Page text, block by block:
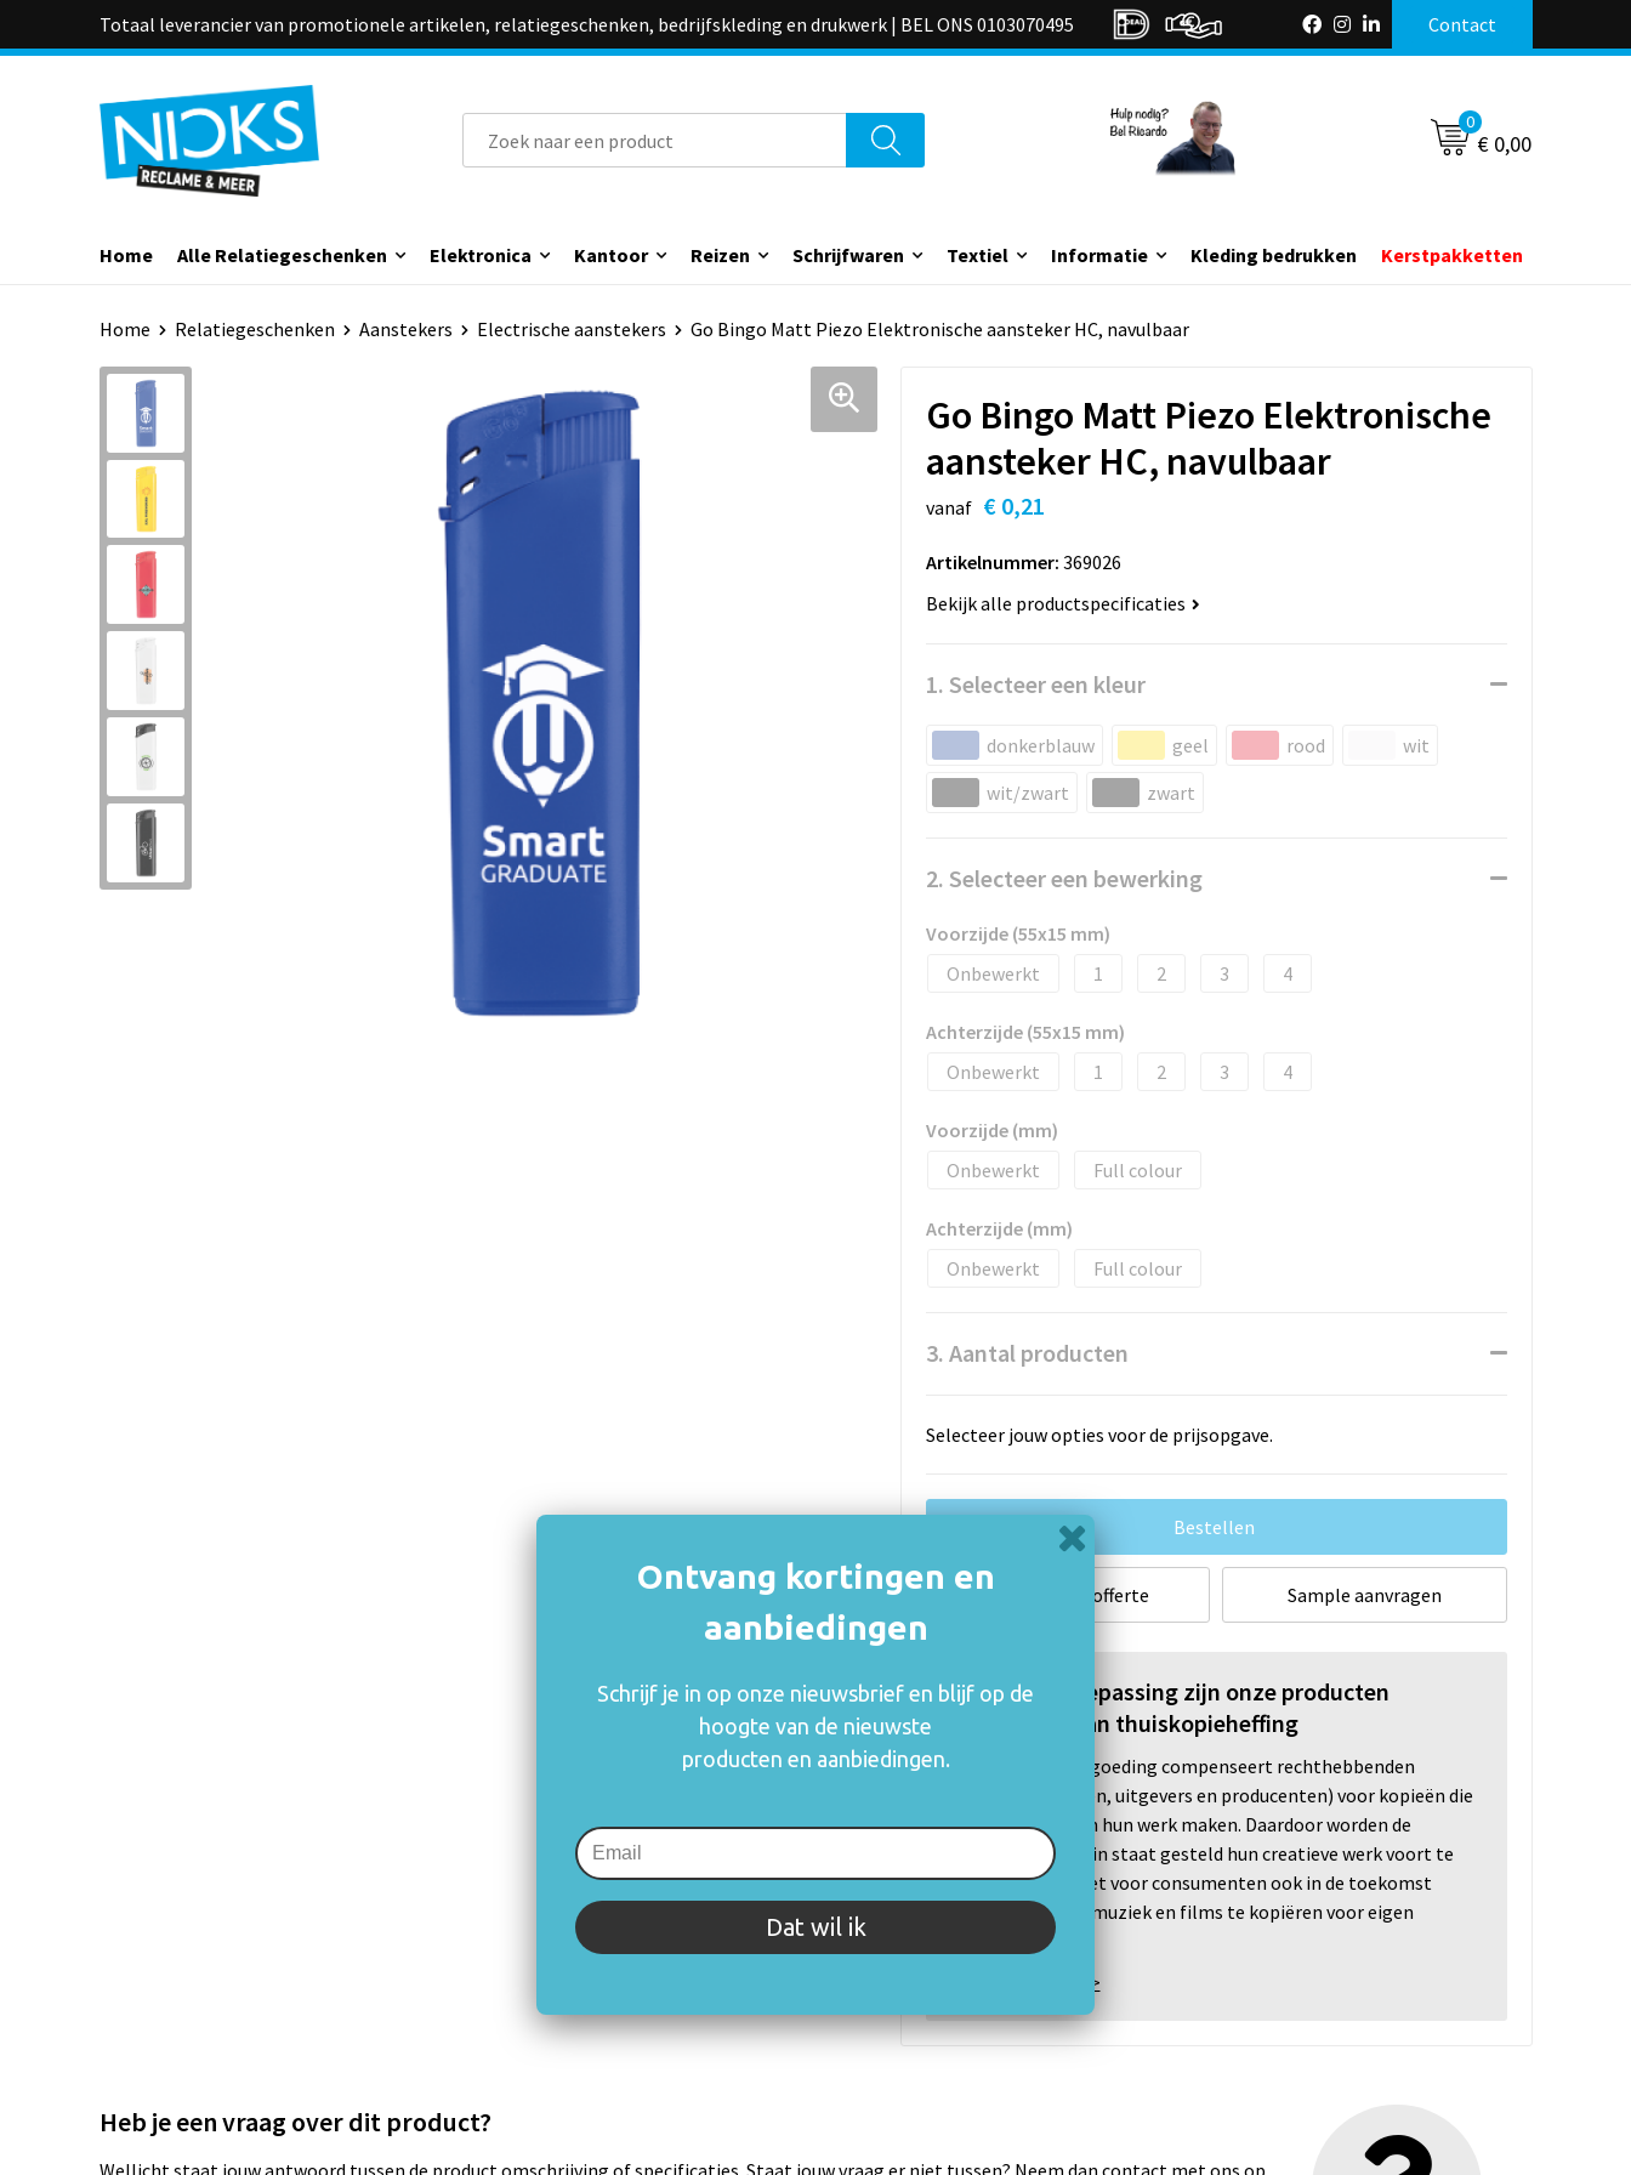
Totaal leverancier van promotionele artikelen, relatiegeschenken, bedrijfskleding en drukwerk | BEL ONS 0103070495 Contact
0
€ 0,00
Home Alle Relatiegeschenken Elektronica Kantoor Reizen Schrijfwaren Textiel Informatie Kleding bedrukken Kerstpakketten
Home Relatiegeschenken Aanstekers Electrische aanstekers Go Bingo Matt Piezo Elektronische aansteker HC, navulbaar
Go Bingo Matt Piezo Elektronische
aansteker HC, navulbaar
vanaf € 0,21
Artikelnummer: 369026
Bekijk alle productspecificaties
1. Selecteer een kleur
donkerblauw geel rood
wit
wit/zwart
zwart
2. Selecteer een bewerking
Voorzijde (55x15 mm)
Onbewerkt
1 2 3 4
Achterzijde (55x15 mm)
Onbewerkt
1 2 3 4
Voorzijde (mm)
Onbewerkt
Full colour
Achterzijde (mm)
Onbewerkt
Full colour
3. Aantal producten
Selecteer jouw opties voor de prijsopgave.
Bestellen
Vrijblijvende offerte Sample aanvragen
Indien van toepassing zijn onze producten
onderhevig aan thuiskopieheffing
De thuiskopievergoeding compenseert rechthebbenden
(auteurs, artiesten, uitgevers en producenten) voor kopieën die
consumenten van hun werk maken. Daardoor worden de
rechthebbenden in staat gesteld hun creatieve werk voort te
zetten en blijft het voor consumenten ook in de toekomst
mogelijk om o.a. muziek en films te kopiëren voor eigen
Meer informatie >
Heb je een vraag over dit product?
Wellicht staat jouw antwoord tussen de product omschrijving of specificaties. Staat jouw vraag er niet tussen? Neem dan contact met ons op
Ontvang kortingen en
aanbiedingen
Schrijf je in op onze nieuwsbrief en blijf op de
hoogte van de nieuwste
producten en aanbiedingen.
Dat wil ik